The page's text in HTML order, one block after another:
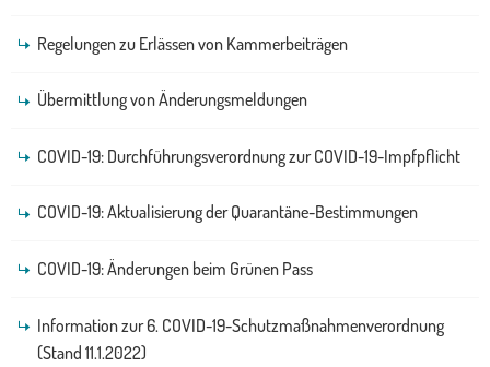
Regelungen zu Erlässen von Kammerbeiträgen
Übermittlung von Änderungsmeldungen
COVID-19: Durchführungsverordnung zur COVID-19-Impfpflicht
COVID-19: Aktualisierung der Quarantäne-Bestimmungen
COVID-19: Änderungen beim Grünen Pass
Information zur 6. COVID-19-Schutzmaßnahmenverordnung
(Stand 11.1.2022)